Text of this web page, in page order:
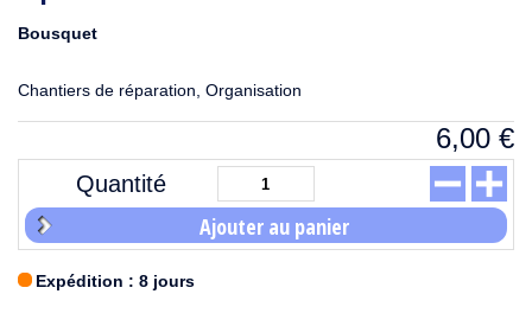
Bousquet
Chantiers de réparation, Organisation
6,00 €
Quantité
Ajouter au panier
Expédition : 8 jours